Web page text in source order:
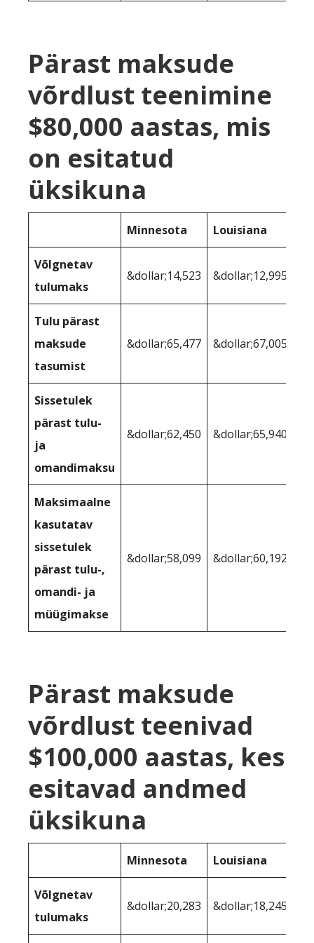
Pärast maksude
võrdlust teenimine
$80,000 aastas, mis
on esitatud
üksikuna
Minnesota Louisiana
Võlgnetav
tulumaks
&dollar;14,523 &dollar;12,995
Tulu pärast
maksude
tasumist
&dollar;65,477 &dollar;67,005
Sissetulek
pärast tulu-
ja
omandimaksu
&dollar;62,450 &dollar;65,940
Maksimaalne
kasutatav
sissetulek
pärast tulu-,
omandi- ja
müügimakse
&dollar;58,099 &dollar;60,192
Pärast maksude
võrdlust teenivad
$100,000 aastas, kes
esitavad andmed
üksikuna
Minnesota Louisiana
Võlgnetav
tulumaks
&dollar;20,283 &dollar;18,245